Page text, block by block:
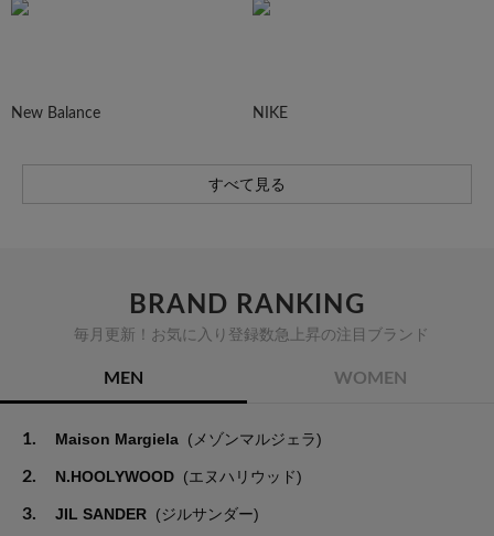
New Balance NIKE
すべて見る
BRAND RANKING
毎月更新！お気に入り登録数急上昇の注目ブランド
MEN WOMEN
1. Maison Margiela (メゾンマルジェラ)
2. N.HOOLYWOOD (エヌハリウッド)
3. JIL SANDER (ジルサンダー)